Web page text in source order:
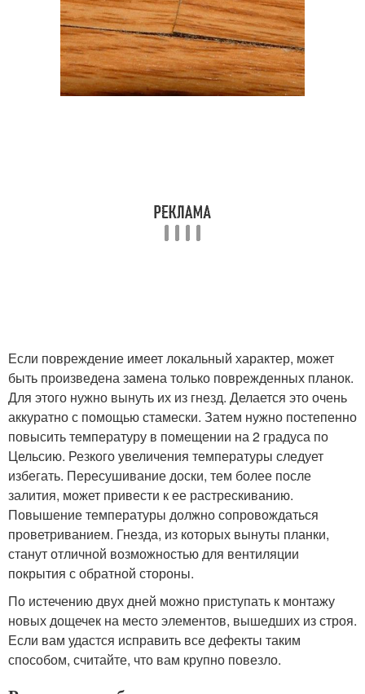
Если повреждение имеет локальный характер, может
быть произведена замена только поврежденных планок.
Для этого нужно вынуть их из гнезд. Делается это очень
аккуратно с помощью стамески. Затем нужно постепенно
повысить температуру в помещении на 2 градуса по
Цельсию. Резкого увеличения температуры следует
избегать. Пересушивание доски, тем более после
залития, может привести к ее растрескиванию.
Повышение температуры должно сопровождаться
проветриванием. Гнезда, из которых вынуты планки,
станут отличной возможностью для вентиляции
покрытия с обратной стороны.
По истечению двух дней можно приступать к монтажу
новых дощечек на место элементов, вышедших из строя.
Если вам удастся исправить все дефекты таким
способом, считайте, что вам крупно повезло.